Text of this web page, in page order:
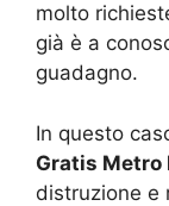
molto
già è a
guadagno.
In questo
Gratis Metro
distruzione e